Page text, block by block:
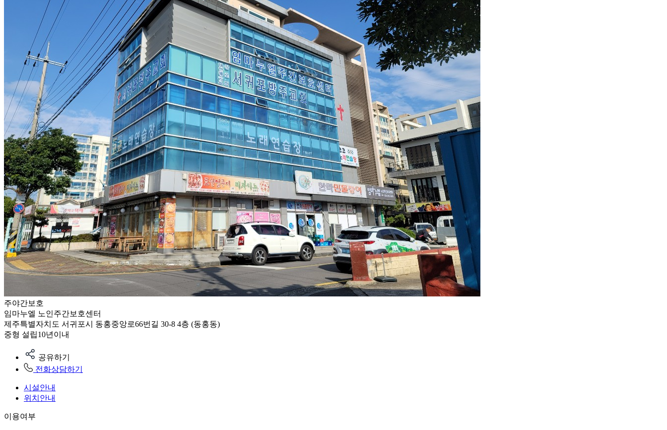
주야간보호
임마누엘 노인주간보호센터
제주특별자치도 서귀포시 동홍중앙로66번길 30-8 4층 (동홍동)
중형 설립10년이내
공유하기
전화상담하기
시설안내
위치안내
이용여부